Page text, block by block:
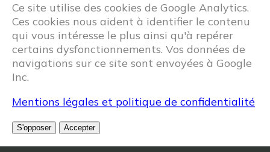
Ce site utilise des cookies de Google Analytics.
Ces cookies nous aident à identifier le contenu
qui vous intéresse le plus ainsi qu'à repérer
certains dysfonctionnements. Vos données de
navigations sur ce site sont envoyées à Google
Inc.
Mentions légales et politique de confidentialité
S'opposer Accepter